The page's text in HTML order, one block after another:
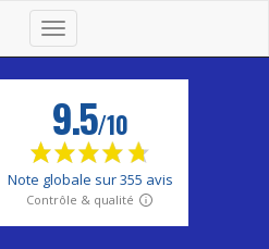
Toggle
navigation